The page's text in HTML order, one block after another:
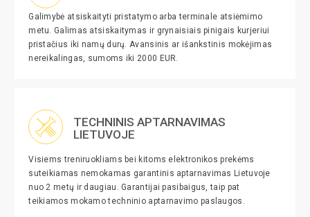
Galimybė atsiskaityti pristatymo arba terminale atsiėmimo
metu. Galimas atsiskaitymas ir grynaisiais pinigais kurjeriui
pristačius iki namų durų. Avansinis ar išankstinis mokėjimas
nereikalingas, sumoms iki 2000 EUR.
TECHNINIS APTARNAVIMAS
LIETUVOJE
Visiems treniruokliams bei kitoms elektronikos prekėms
suteikiamas nemokamas garantinis aptarnavimas Lietuvoje
nuo 2 metų ir daugiau. Garantijai pasibaigus, taip pat
teikiamos mokamo techninio aptarnavimo paslaugos.